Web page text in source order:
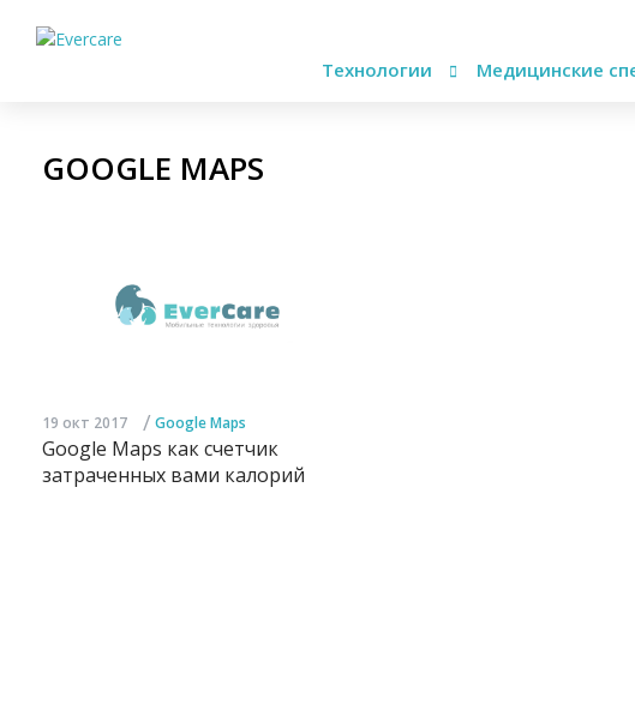
Технологии Медицинские
GOOGLE MAPS
19 окт 2017 / Google Maps
Google Maps как счетчик
затраченных вами калорий